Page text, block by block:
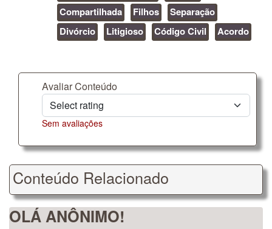
Compartilhada
Filhos
Separação
Divórcio
Litigioso Código Civil Acordo
Avaliar Conteúdo
Sem avaliações
Conteúdo Relacionado
OLÁ ANÔNIMO!